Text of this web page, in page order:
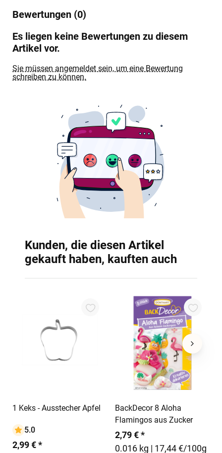
Bewertungen (0)
Es liegen keine Bewertungen zu diesem
Artikel vor.
Sie müssen angemeldet sein, um eine Bewertung
schreiben zu können.
Kunden, die diesen Artikel
gekauft haben, kauften auch
1 Keks - Ausstecher Apfel
5.0
2,99 € *
In den Warenkorb
BackDecor 8 Aloha
Flamingos aus Zucker
2,79 € *
0.016 kg | 17,44 €/100g